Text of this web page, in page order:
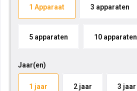
1 Apparaat 3 apparaten
5 apparaten 10 apparaten
Jaar(en)
1 jaar 2 jaar 3 jaar